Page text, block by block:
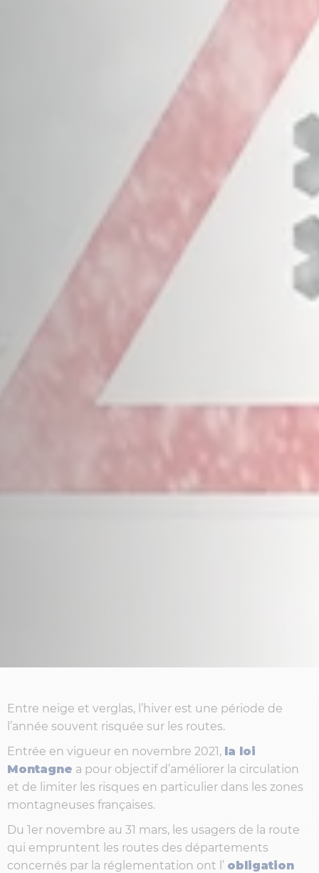
Entre neige et verglas, l’hiver est une période de
l’année souvent risquée sur les routes.
Entrée en vigueur en novembre 2021, la loi
Montagne a pour objectif d’améliorer la circulation
et de limiter les risques en particulier dans les zones
montagneuses françaises.
Du 1er novembre au 31 mars, les usagers de la route
qui empruntent les routes des départements
concernés par la réglementation ont l’ obligation